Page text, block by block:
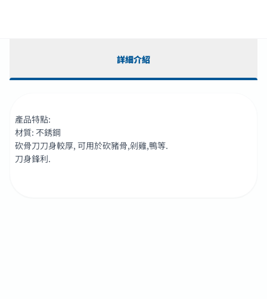
詳細介紹
產品特點:
材質: 不銹鋼
砍骨刀刀身較厚, 可用於砍豬骨,剁雞,鴨等.
刀身鋒利.